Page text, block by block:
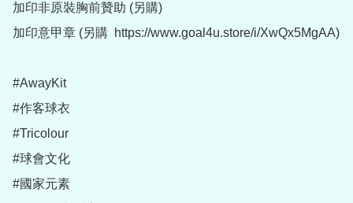
加印非原裝胸前贊助 (另購)
加印意甲章 (另購  https://www.goal4u.store/i/XwQx5MgAA)
#AwayKit
#作客球衣
#Tricolour
#球會文化
#國家元素